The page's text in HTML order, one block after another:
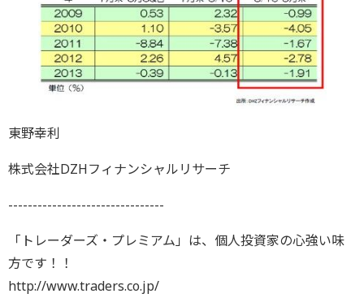
東野幸利
株式会社DZHフィナンシャルリサーチ
--------------------------------
「トレーダーズ・プレミアム」は、個人投資家の心強い味
方です！！
http://www.traders.co.jp/